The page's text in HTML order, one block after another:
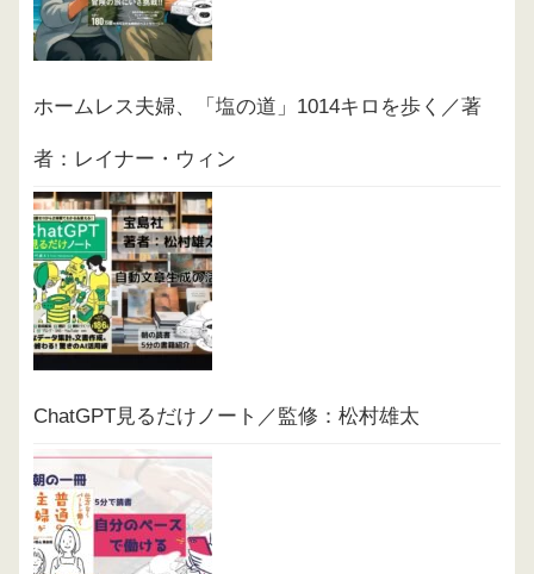
ホームレス夫婦、「塩の道」1014キロを歩く／著
者：レイナー・ウィン
ChatGPT見るだけノート／監修：松村雄太